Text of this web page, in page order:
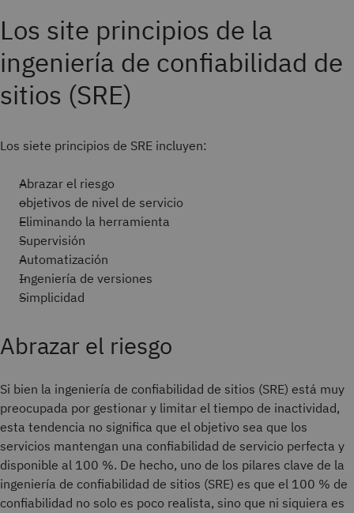
Los site principios de la
ingeniería de confiabilidad de
sitios (SRE)
Los siete principios de SRE incluyen:
Abrazar el riesgo
objetivos de nivel de servicio
Eliminando la herramienta
Supervisión
Automatización
Ingeniería de versiones
Simplicidad
Abrazar el riesgo
Si bien la ingeniería de confiabilidad de sitios (SRE) está muy
preocupada por gestionar y limitar el tiempo de inactividad,
esta tendencia no significa que el objetivo sea que los
servicios mantengan una confiabilidad de servicio perfecta y
disponible al 100 %. De hecho, uno de los pilares clave de la
ingeniería de confiabilidad de sitios (SRE) es que el 100 % de
confiabilidad no solo es poco realista, sino que ni siquiera es